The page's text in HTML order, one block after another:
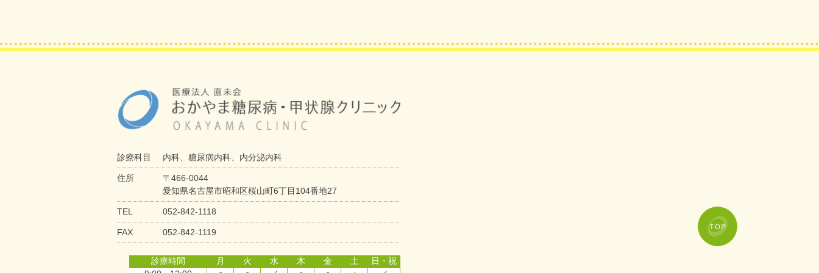
診療科目 内科、糖尿病内科、内分泌内科
住所
〒466-0044
愛知県名古屋市昭和区桜山町6丁目104番地27
TEL 052-842-1118
FAX 052-842-1119
診療時間 月 火 水 木 金 土
日・祝